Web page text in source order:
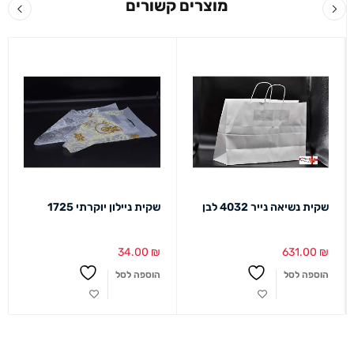
מוצרים קשורים
שקית נשיאה נייר 4032 לבן
631.00 ₪
הוספה לסל
שקית ניילון יוקרתי 1725
34.00 ₪
הוספה לסל